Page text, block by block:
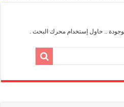
.. حاول إستخدام محرك البحث .